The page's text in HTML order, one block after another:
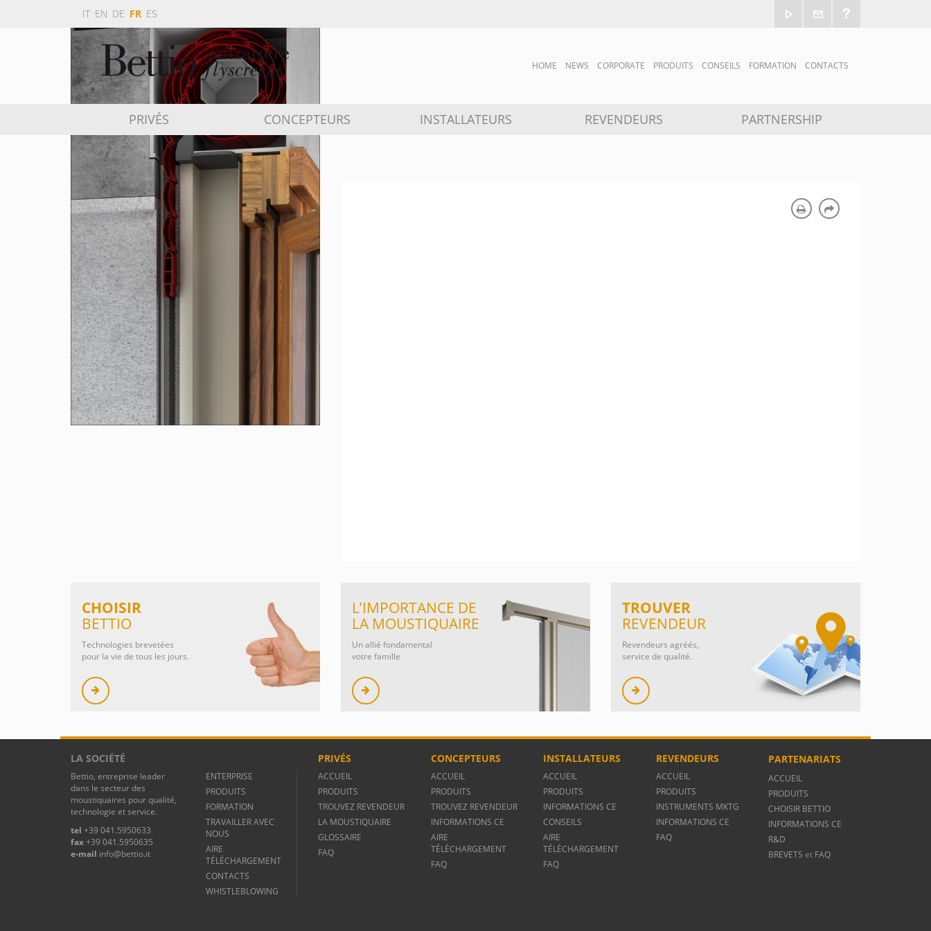
IT EN DE FR ES
HOME NEWS CORPORATE PRODUITS CONSEILS FORMATION CONTACTS
PRIVÉS CONCEPTEURS INSTALLATEURS REVENDEURS PARTNERSHIP
OPTIONAL & ACCESSORI GUIDA TAPPARELLA
CHOISIR
BETTIO
Technologies brevetées
pour la vie de tous les jours.
L’IMPORTANCE DE
LA MOUSTIQUAIRE
Un allié fondamental
votre famille
TROUVER
REVENDEUR
Revendeurs agréés,
service de qualité.
LA SOCIÉTÉ
Bettio, entreprise leader
dans le secteur des
moustiquaires pour qualité,
technologie et service.
tel +39 041.5950633
fax+39 041.5950635
e-mail info@bettio.it
ENTERPRISE
PRODUITS
FORMATION
TRAVAILLER AVEC
NOUS
AIRE
TÉLÉCHARGEMENT
CONTACTS
WHISTLEBLOWING
PRIVÉS
ACCUEIL
PRODUITS
TROUVEZ REVENDEUR
LA MOUSTIQUAIRE
GLOSSAIRE
FAQ
CONCEPTEURS
ACCUEIL
PRODUITS
TROUVEZ REVENDEUR
INFORMATIONS CE
AIRE
TÉLÉCHARGEMENT
FAQ
INSTALLATEURS
ACCUEIL
PRODUITS
INFORMATIONS CE
CONSEILS
AIRE
TÉLÉCHARGEMENT
FAQ
REVENDEURS
ACCUEIL
PRODUITS
INSTRUMENTS MKTG
INFORMATIONS CE
FAQ
PARTENARIATS
ACCUEIL
PRODUITS
CHOISIR BETTIO
INFORMATIONS CE
R&D
BREVETS et FAQ